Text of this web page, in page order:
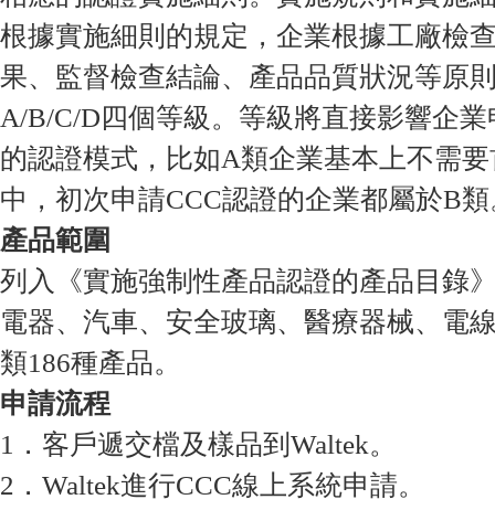
根據實施細則的規定，企業根據工廠檢
果、監督檢查結論、產品品質狀況等原
A/B/C/D四個等級。等級將直接影響企
的認證模式，比如A類企業基本上不需
中，初次申請CCC認證的企業都屬於B
產品範圍
列入《實施強制性產品認證的產品目錄
電器、汽車、安全玻璃、醫療器械、電
類186種產品。
申請流程
1．客戶遞交檔及樣品到Waltek。
2．Waltek進行CCC線上系統申請。